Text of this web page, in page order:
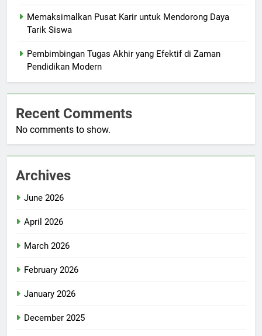
Memaksimalkan Pusat Karir untuk Mendorong Daya
Tarik Siswa
Pembimbingan Tugas Akhir yang Efektif di Zaman
Pendidikan Modern
Recent Comments
No comments to show.
Archives
June 2026
April 2026
March 2026
February 2026
January 2026
December 2025